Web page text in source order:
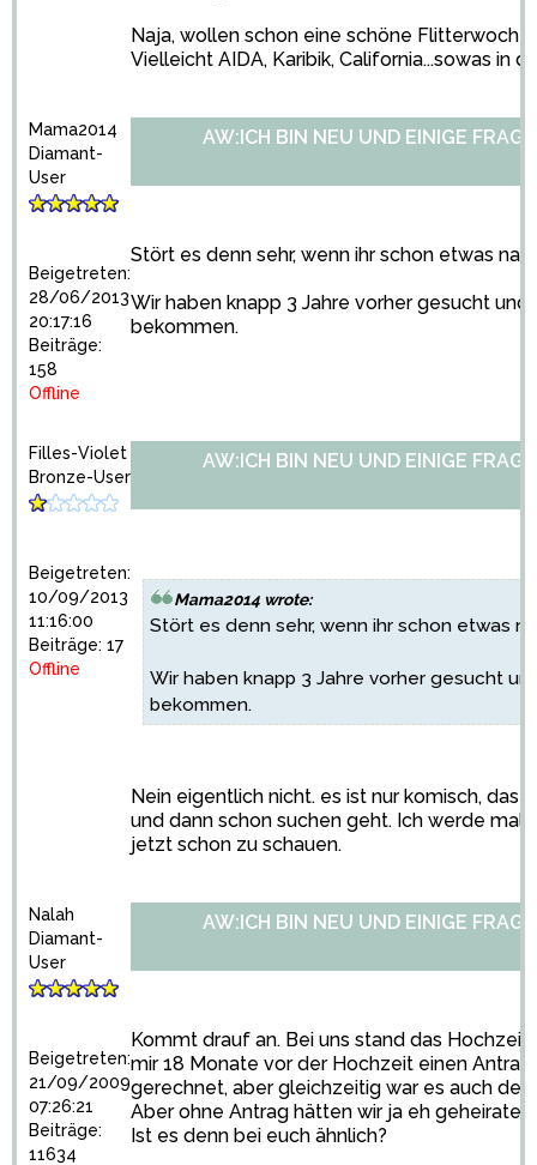
Naja, wollen schon eine schöne Flitterwoche.
Vielleicht AIDA, Karibik, California...sowas in
Mama2014
Diamant-
User
Beigetreten:
28/06/2013
20:17:16
Beiträge:
158
Offline
AW:ICH BIN NEU UND EINIGE
Stört es denn sehr, wenn ihr schon etwas
Wir haben knapp 3 Jahre vorher gesucht
bekommen.
Filles-Violet
Bronze-User
Beigetreten:
10/09/2013
11:16:00
Beiträge: 17
Offline
AW:ICH BIN NEU UND EINIGE
Mama2014 wrote:
Stört es denn sehr, wenn ihr schon etwas
Wir haben knapp 3 Jahre vorher gesucht
bekommen.
Nein eigentlich nicht. es ist nur komisch, das
und dann schon suchen geht. Ich werde mal
jetzt schon zu schauen.
Nalah
Diamant-
User
Beigetreten:
21/09/2009
07:26:21
Beiträge:
11634
AW:ICH BIN NEU UND EINIGE
Kommt drauf an. Bei uns stand das
mir 18 Monate vor der Hochzeit einen
gerechnet, aber gleichzeitig war es auch der
Aber ohne Antrag hätten wir ja eh geheiratet
Ist es denn bei euch ähnlich?